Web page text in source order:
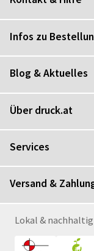
Infos zu
Blog & Aktuelles
Über druck.at
Services
Versand &
Lokal & nachhaltig